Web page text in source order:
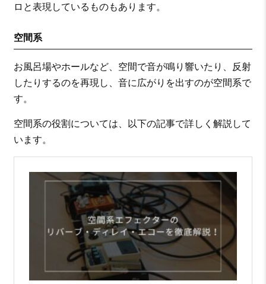
ロと表現しているものもあります。
空間系
お風呂場やホールなど、空間で音が鳴り響いたり、反射
したりするのを再現し、音に広がりを出すのが空間系で
す。
空間系の役割については、以下の記事で詳しく解説して
います。